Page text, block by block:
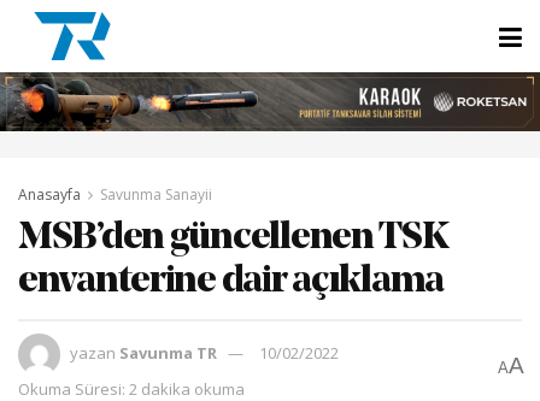
Anasayfa Savunma Sanayii
MSB’den güncellenen TSK
envanterine dair açıklama
yazan Savunma TR
10/02/2022
Okuma Süresi: 2 dakika okuma
AA